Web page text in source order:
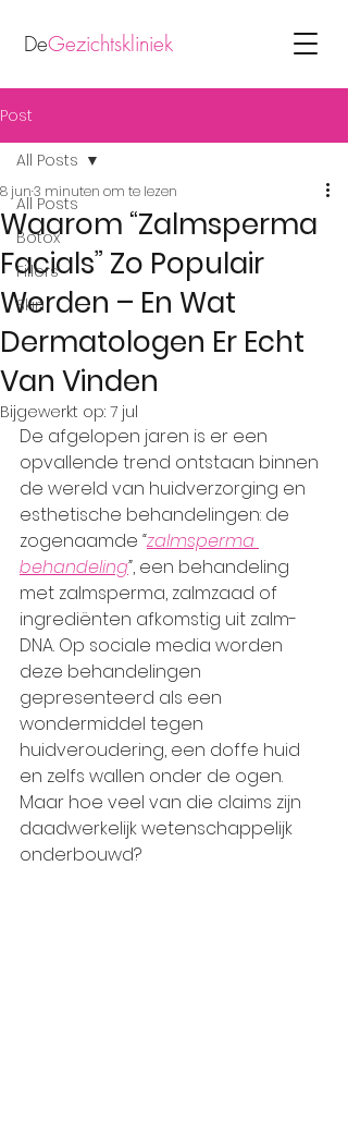
DeGezichtskliniek
Post
All Posts
Botox
Fillers
Skin
All Posts
Waarom “Zalmsperma
Facials” Zo Populair
Werden – En Wat
Dermatologen Er Echt
Van Vinden
8 jun3 minuten om te lezen
Bijgewerkt op: 7 jul
De afgelopen jaren is er een
opvallende trend ontstaan binnen
de wereld van huidverzorging en
esthetische behandelingen: de
zogenaamde “zalmsperma
behandeling”, een behandeling
met zalmsperma, zalmzaad of
ingrediënten afkomstig uit zalm-
DNA. Op sociale media worden
deze behandelingen
gepresenteerd als een
wondermiddel tegen
huidveroudering, een doffe huid
en zelfs wallen onder de ogen.
Maar hoe veel van die claims zijn
daadwerkelijk wetenschappelijk
onderbouwd?